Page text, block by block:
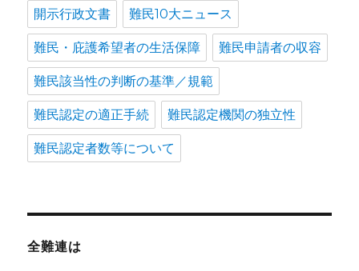
開示行政文書 難民10大ニュース
難民・庇護希望者の生活保障 難民申請者の収容
難民該当性の判断の基準／規範
難民認定の適正手続 難民認定機関の独立性
難民認定者数等について
全難連は